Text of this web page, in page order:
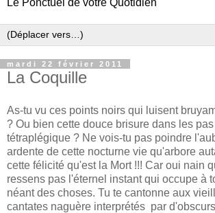
Le Ponctuel de votre Quotidien
mardi 22 février 2011
La Coquille
As-tu vu ces points noirs qui luisent
? Ou bien cette douce brisure dans les
tétraplégique ? Ne vois-tu pas poindre
ardente de cette nocturne vie qu'arbore
cette félicité qu'est la Mort !!! Car oui nain
ressens pas l'éternel instant qui occupe à
néant des choses. Tu te cantonne aux
cantates naguère interprétés par